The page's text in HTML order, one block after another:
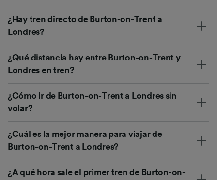
¿Hay tren directo de Burton-on-Trent a
Londres?
¿Qué distancia hay entre Burton-on-Trent y
Londres en tren?
¿Cómo ir de Burton-on-Trent a Londres sin
volar?
¿Cuál es la mejor manera para viajar de
Burton-on-Trent a Londres?
¿A qué hora sale el primer tren de Burton-on-